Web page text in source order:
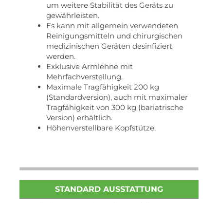
um weitere Stabilität des Geräts zu
gewährleisten.
Es kann mit allgemein verwendeten
Reinigungsmitteln und chirurgischen
medizinischen Geräten desinfiziert
werden.
Exklusive Armlehne mit
Mehrfachverstellung.
Maximale Tragfähigkeit 200 kg
(Standardversion), auch mit maximaler
Tragfähigkeit von 300 kg (bariatrische
Version) erhältlich.
Höhenverstellbare Kopfstütze.
STANDARD AUSSTATTUNG